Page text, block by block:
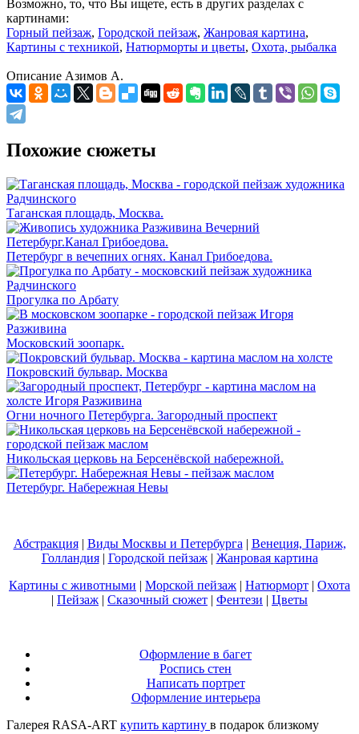
Возможно, то, что Вы ищете, есть в других разделах с
картинами:
Горный пейзаж, Городской пейзаж, Жанровая картина,
Картины с техникой, Натюрморты и цветы, Охота, рыбалка
Описание Азимов А.
Похожие сюжеты
Таганская площадь, Москва.
Петербург в вечепних огнях. Канал Грибоедова.
Прогулка по Арбату
Московский зоопарк.
Покровский бульвар. Москва
Огни ночного Петербурга. Загородный проспект
Никольская церковь на Берсенёвской набережной.
Петербург. Набережная Невы
Абстракция| Виды Москвы и Петербурга | Венеция, Париж,
Голландия| Городской пейзаж| Жанровая картина
Картины с животными | Морской пейзаж | Натюрморт | Охота
| Пейзаж | Сказочный сюжет | Фентези | Цветы
Оформление в багет
Роспись стен
Написать портрет
Оформление интерьера
Галерея RASA-ART купить картину в подарок близкому